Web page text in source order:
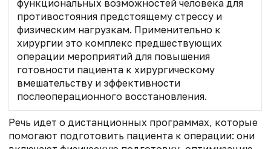
функциональных возможностей человека для
противостояния предстоящему стрессу и
физическим нагрузкам. Применительно к
хирургии это комплекс предшествующих
операции мероприятий для повышения
готовности пациента к хирургическому
вмешательству и эффективности
послеоперационного восстановления.
Речь идет о дистанционных программах, которые
помогают подготовить пациента к операции: они